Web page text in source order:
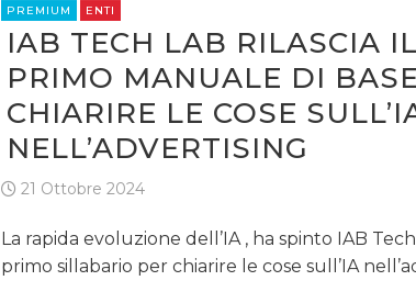
PREMIUM ENTI
IAB TECH LAB RILASCIA
PRIMO MANUALE DI
CHIARIRE LE COSE
NELL’ADVERTISING
21 Ottobre 2024
La rapida evoluzione dell’IA , ha spinto IAB
primo sillabario per chiarire le cose sull’IA